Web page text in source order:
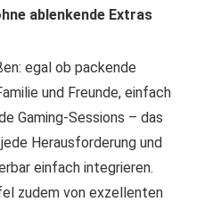
ablenkende Extras
egal ob packende
und Freunde, einfach
Gaming-Sessions – das
Herausforderung und
einfach integrieren.
zudem von exzellenten